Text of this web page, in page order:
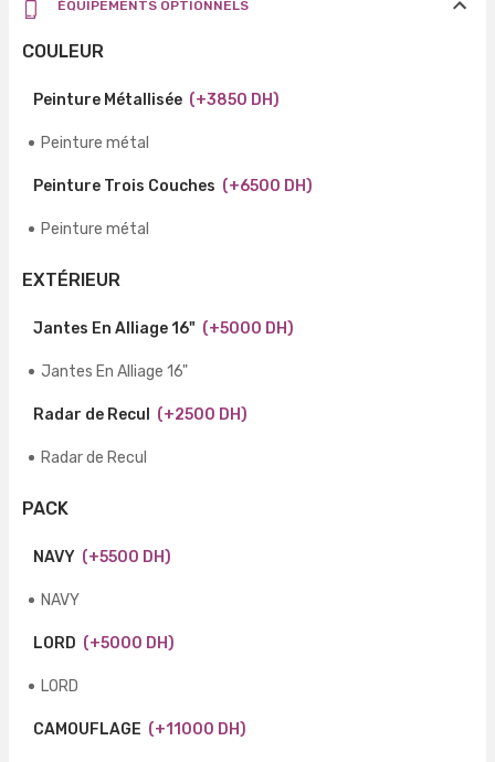
ÉQUIPEMENTS OPTIONNELS
COULEUR
Peinture Métallisée (+3850 DH)
Peinture métal
Peinture Trois Couches (+6500 DH)
Peinture métal
EXTÉRIEUR
Jantes En Alliage 16" (+5000 DH)
Jantes En Alliage 16"
Radar de Recul (+2500 DH)
Radar de Recul
PACK
NAVY (+5500 DH)
NAVY
LORD (+5000 DH)
LORD
CAMOUFLAGE (+11000 DH)